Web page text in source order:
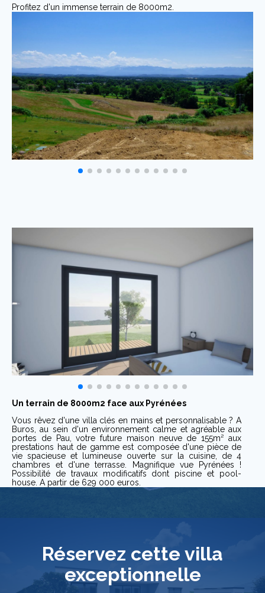
Profitez d'un immense terrain de 8000m2.
Un terrain de 8000m2 face aux Pyrénées
Vous rêvez d'une villa clés en mains et personnalisable ? A
Buros, au sein d'un environnement calme et agréable aux
portes de Pau, votre future maison neuve de 155m² aux
prestations haut de gamme est composée d'une pièce de
vie spacieuse et lumineuse ouverte sur la cuisine, de 4
chambres et d'une terrasse. Magnifique vue Pyrénées !
Possibilité de travaux modificatifs dont piscine et pool-
house. A partir de 629 000 euros.
Réservez cette villa
exceptionnelle